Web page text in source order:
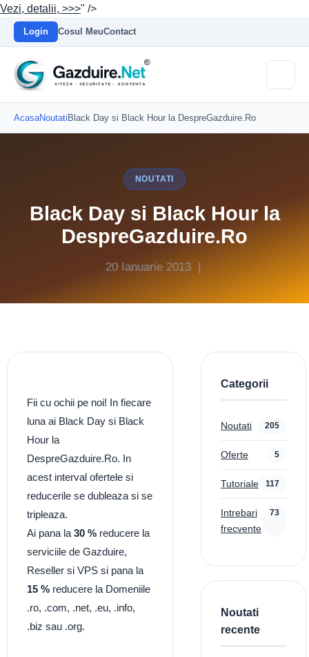
Vezi, detalii, >>>" />
Login Cosul MeuContact
AcasaNoutati Black Day si Black Hour la DespreGazduire.Ro
NOUTATI
Black Day si Black Hour la
DespreGazduire.Ro
20 Ianuarie 2013 |
Fii cu ochii pe noi! In fiecare
luna ai Black Day si Black
Hour la
DespreGazduire.Ro. In
acest interval ofertele si
reducerile se dubleaza si se
tripleaza.
Ai pana la 30 % reducere la
serviciile de Gazduire,
Reseller si VPS si pana la
15 % reducere la Domeniile
.ro, .com, .net, .eu, .info,
.biz sau .org.
Categorii
Noutati 205
Oferte 5
Tutoriale 117
Intrebari
frecvente
73
Noutati
recente